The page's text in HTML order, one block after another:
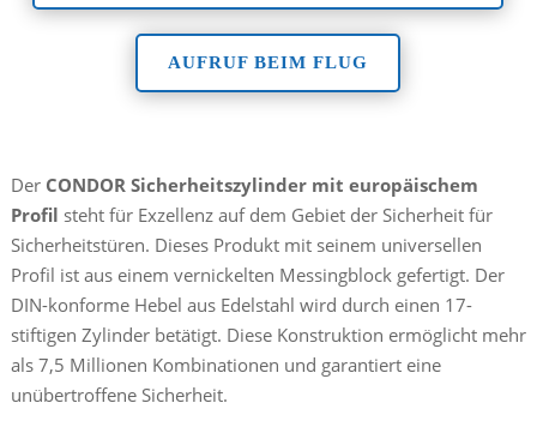
AUFRUF BEIM FLUG
Der CONDOR Sicherheitszylinder mit europäischem
Profil steht für Exzellenz auf dem Gebiet der Sicherheit für
Sicherheitstüren. Dieses Produkt mit seinem universellen
Profil ist aus einem vernickelten Messingblock gefertigt. Der
DIN-konforme Hebel aus Edelstahl wird durch einen 17-
stiftigen Zylinder betätigt. Diese Konstruktion ermöglicht mehr
als 7,5 Millionen Kombinationen und garantiert eine
unübertroffene Sicherheit.